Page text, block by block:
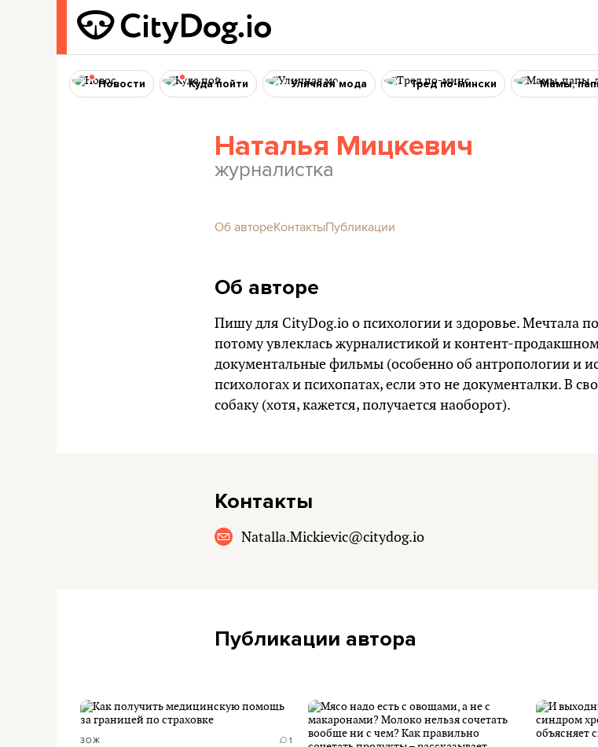
Новости Куда пойти Уличная мода Тред по-мински Мамы,
Наталья Мицкевич
журналистка
Об автореКонтактыПубликации
Об авторе
Пишу для CityDog.ioо психологии и здоровье. Мечтала
потому увлеклась журналистикой и контент-
документальные фильмы (особенно об антропологии и
психологах и психопатах, если это не документалки. В
собаку (хотя, кажется, получается наоборот).
Контакты
Natalla.Mickievic@citydog.io
Публикации автора
ЗОЖ 1